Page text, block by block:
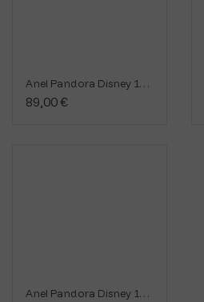
Anel Pandora Disney 163984C01
89,00 €
Anel Pandora Disney 163651C01